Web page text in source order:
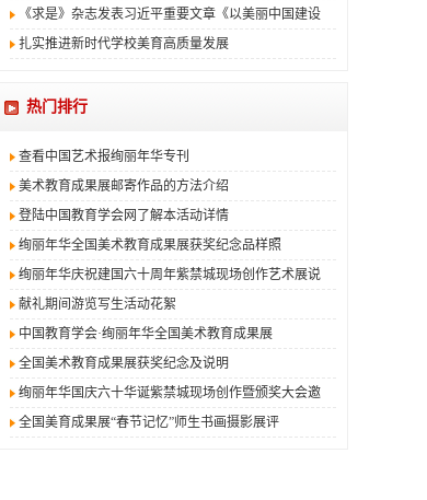
《求是》杂志发表习近平重要文章《以美丽中国建设
扎实推进新时代学校美育高质量发展
热门排行
查看中国艺术报绚丽年华专刊
美术教育成果展邮寄作品的方法介绍
登陆中国教育学会网了解本活动详情
绚丽年华全国美术教育成果展获奖纪念品样照
绚丽年华庆祝建国六十周年紫禁城现场创作艺术展说
献礼期间游览写生活动花絮
中国教育学会·绚丽年华全国美术教育成果展
全国美术教育成果展获奖纪念及说明
绚丽年华国庆六十华诞紫禁城现场创作暨颁奖大会邀
全国美育成果展“春节记忆”师生书画摄影展评